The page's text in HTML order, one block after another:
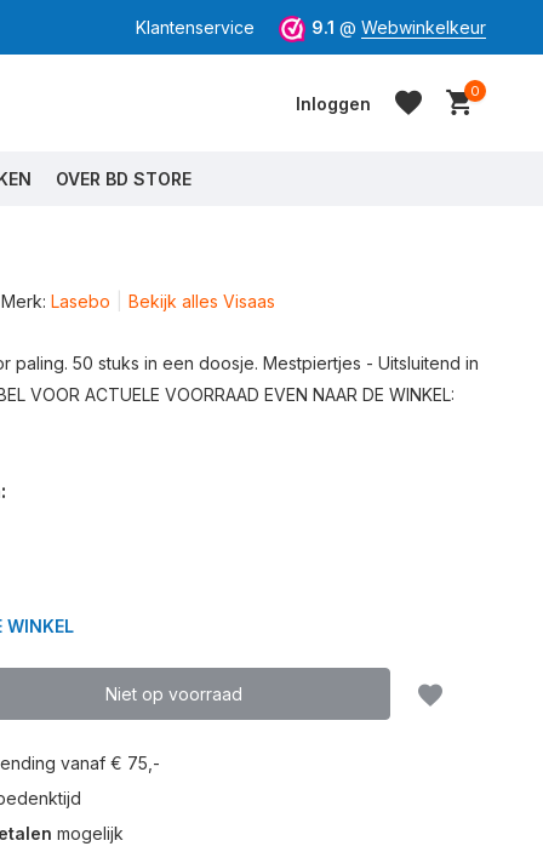
Klantenservice 9.1 @ Webwinkelkeur
Inloggen
0
OVER BD STORE
Merk: Lasebo Bekijk alles Visaas
paling. 50 stuks in een doosje. Mestpiertjes - Uitsluitend in
VOOR ACTUELE VOORRAAD EVEN NAAR DE WINKEL:
WINKEL
Niet op voorraad
vanaf € 75,-
mogelijk